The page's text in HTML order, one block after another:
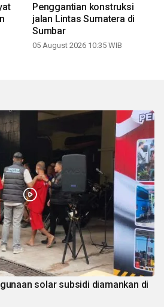
Penggantian konstruksi
jalan Lintas Sumatera di
Sumbar
05 August 2026 10:35 WIB
solar subsidi diamankan di